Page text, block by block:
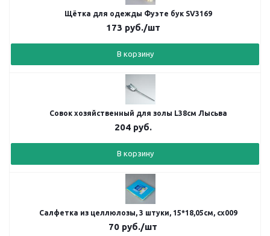
Щётка для одежды Фуэте бук SV3169
173 руб./шт
В корзину
Совок хозяйственный для золы L38см Лысьва
204руб.
В корзину
Салфетка из целлюлозы, 3 штуки, 15*18,05см, сх009
70 руб./шт